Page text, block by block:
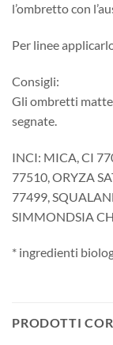
l’ombretto con
Per linee
Consigli:
Gli ombretti
segnate.
INCI: MICA, CI
77510, ORYZA
77499,
SIMMONDSIA
* ingredienti
PRODOTTI